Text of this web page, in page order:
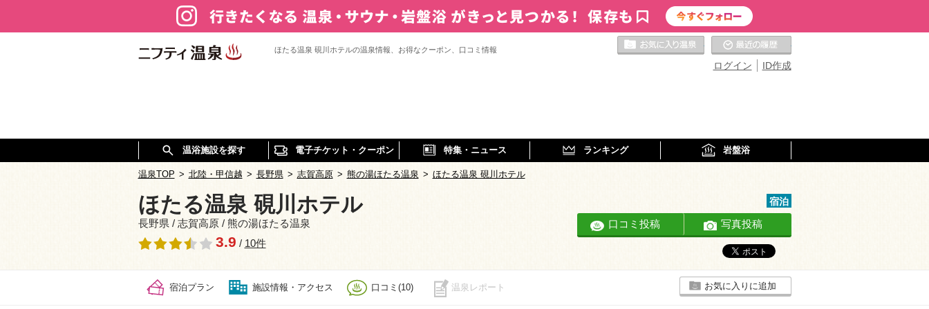
ほたる温泉 硯川ホテルの温泉情報、お得なクーポン、口コミ情報
ID作成
ログイン
お気に入りの温泉
温浴施設を探す 電子チケット・クーポン 特集・ニュース ランキング 岩盤浴
温泉TOP > 北陸・甲信越 > 長野県 > 志賀高原 > 熊の湯ほたる温泉 > ほたる温泉 硯川ホテル
ほたる温泉 硯川ホテル
長野県 / 志賀高原 / 熊の湯ほたる温泉
3.9 / 10件
宿泊
口コミ投稿 写真投稿
宿泊プラン 施設情報・アクセス 口コミ(10) 温泉レポート お気に入りに追加